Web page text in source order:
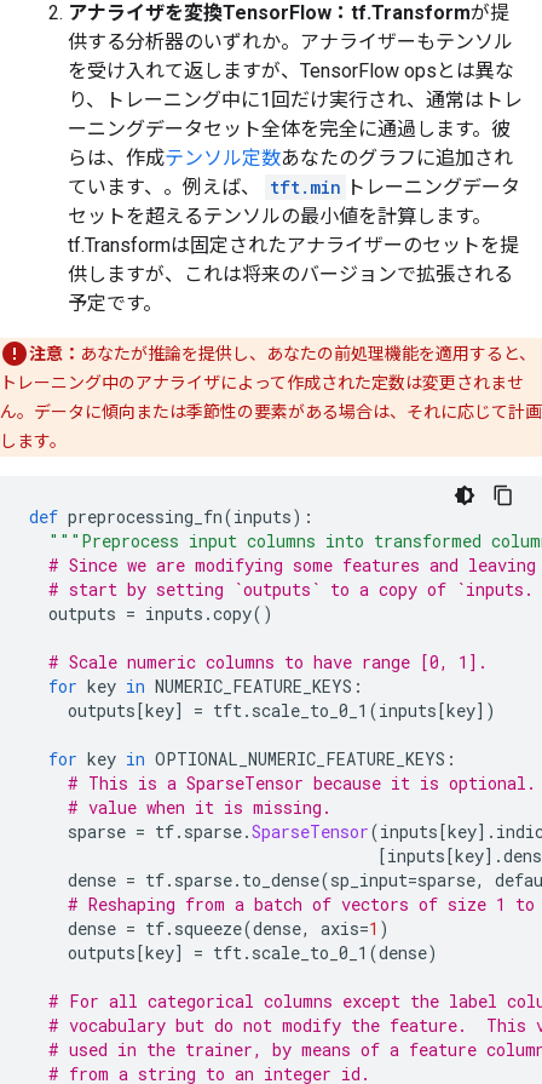
アナライザを変換TensorFlow：tf.Transformが提
供する分析器のいずれか。アナライザーもテンソル
を受け入れて返しますが、TensorFlow opsとは異な
り、トレーニング中に1回だけ実行され、通常はトレ
ーニングデータセット全体を完全に通過します。彼
らは、作成テンソル定数あなたのグラフに追加され
ています、。例えば、
tft.min トレーニングデータ
セットを超えるテンソルの最小値を計算します。
tf.Transformは固定されたアナライザーのセットを提
供しますが、これは将来のバージョンで拡張される
予定です。
注意： あなたが推論を提供し、あなたの前処理機能を適用すると、
トレーニング中のアナライザによって作成された定数は変更されませ
ん。データに傾向または季節性の要素がある場合は、それに応じて計画
します。
def preprocessing_fn(inputs):
"""Preprocess input columns into transformed
# Since we are modifying some features and leaving
# start by setting `outputs` to a copy of `inputs.
outputs = inputs .copy()
# Scale numeric columns to have range [0, 1].
for key in NUMERIC_FEATURE_KEYS :
outputs[key] = tft. scale_to_0_1 (inputs[key])
for key in OPTIONAL_NUMERIC_FEATURE_KEYS :
# This is a SparseTensor because it is
# value when it is missing.
sparse = tf. sparse.SparseTensor(inputs[key].
[inputs[key].
dense = tf. sparse. to_dense(sp_input=sparse,
# Reshaping from a batch of vectors of size 1
dense = tf. squeeze(dense, axis=1 )
outputs[key] = tft. scale_to_0_1 (dense)
# For all categorical columns except the label
# vocabulary but do not modify the feature.  This
# used in the trainer, by means of a feature
# from a string to an integer id.